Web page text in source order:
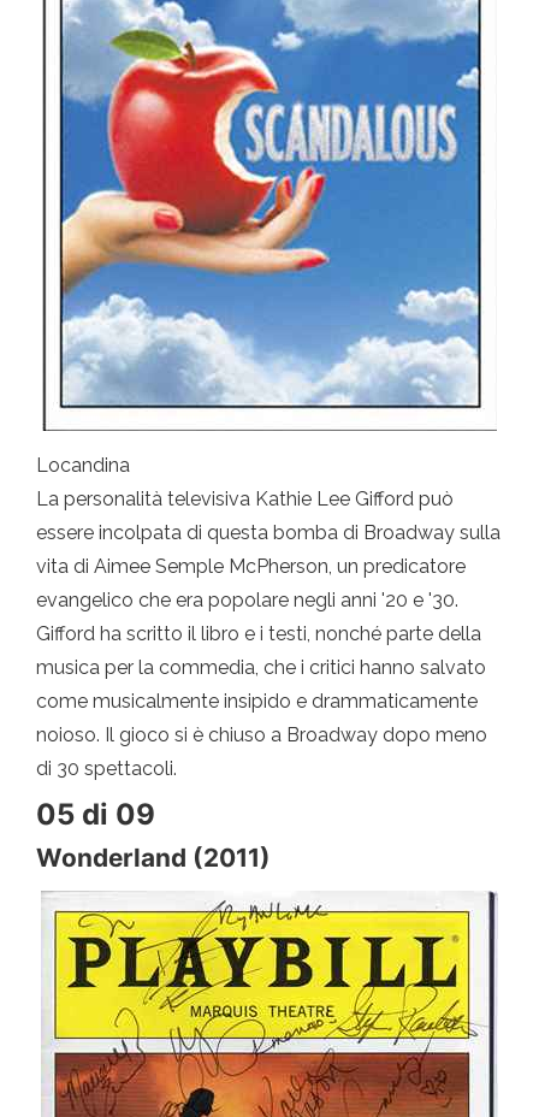
Locandina
La personalità televisiva Kathie Lee Gifford può
essere incolpata di questa bomba di Broadway sulla
vita di Aimee Semple McPherson, un predicatore
evangelico che era popolare negli anni '20 e '30.
Gifford ha scritto il libro e i testi, nonché parte della
musica per la commedia, che i critici hanno salvato
come musicalmente insipido e drammaticamente
noioso. Il gioco si è chiuso a Broadway dopo meno
di 30 spettacoli.
05 di 09
Wonderland (2011)